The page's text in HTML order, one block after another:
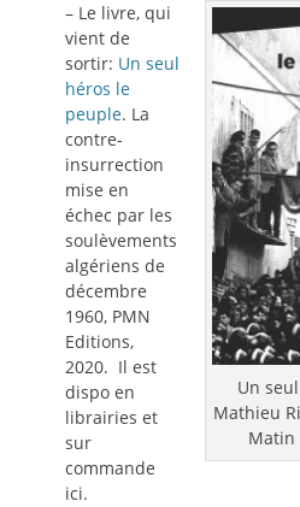
Un
Mathieu
Matin
– Le livre, qui
vient de
sortir: Un seul
héros le
peuple. La
contre-
insurrection
mise en
échec par les
soulèvements
algériens de
décembre
1960, PMN
Editions,
2020. Il est
dispo en
librairies et
sur
commande
ici.